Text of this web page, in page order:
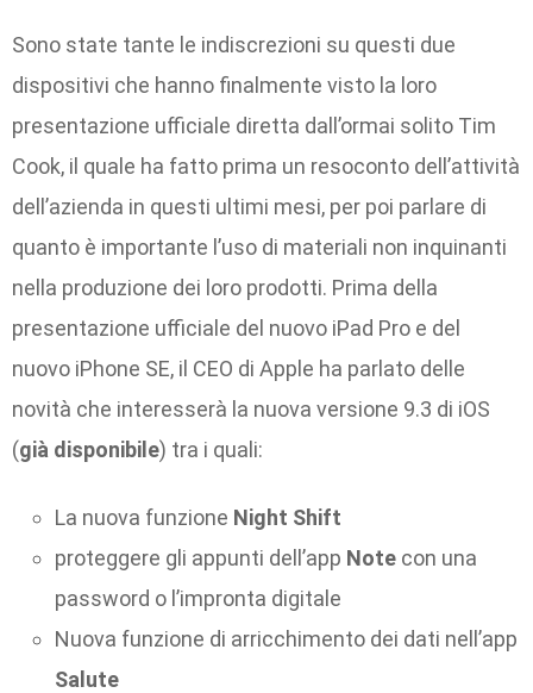
Sono state tante le indiscrezioni su questi due
dispositivi che hanno finalmente visto la loro
presentazione ufficiale diretta dall’ormai solito Tim
Cook, il quale ha fatto prima un resoconto dell’attività
dell’azienda in questi ultimi mesi, per poi parlare di
quanto è importante l’uso di materiali non inquinanti
nella produzione dei loro prodotti. Prima della
presentazione ufficiale del nuovo iPad Pro e del
nuovo iPhone SE, il CEO di Apple ha parlato delle
novità che interesserà la nuova versione 9.3 di iOS
(già disponibile) tra i quali:
La nuova funzione Night Shift
proteggere gli appunti dell’app Note con una
password o l’impronta digitale
Nuova funzione di arricchimento dei dati nell’app
Salute